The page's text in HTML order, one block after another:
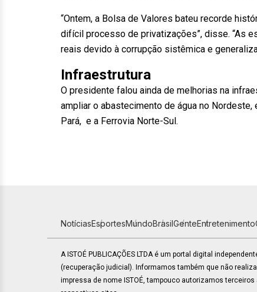
“Ontem, a Bolsa de Valores bateu recorde
difícil processo de privatizações”, disse. “As
reais devido à corrupção sistêmica e
Infraestrutura
O presidente falou ainda de melhorias na
ampliar o abastecimento de água no
Pará, e a Ferrovia Norte-Sul.
NotíciasEsportesMundoBrasilGenteEntretenimento
A ISTOÉ PUBLICAÇÕES LTDA é um portal digital
(recuperação judicial). Informamos também que não
impressa de nome ISTOÉ, tampouco autorizamos